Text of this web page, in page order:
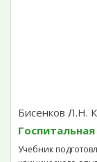
Бисенков Л.Н.
Учебник